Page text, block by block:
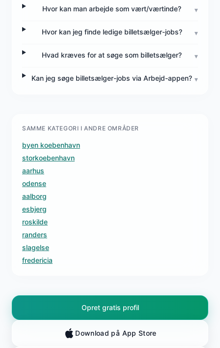
Hvor kan man arbejde som vært/værtinde? ▾
Hvor kan jeg finde ledige billetsælger-jobs? ▾
Hvad kræves for at søge som billetsælger? ▾
Kan jeg søge billetsælger-jobs via Arbejd-appen? ▾
SAMME KATEGORI I ANDRE OMRÅDER
byen koebenhavn
storkoebenhavn
aarhus
odense
aalborg
esbjerg
roskilde
randers
slagelse
fredericia
Opret gratis profil
Download på App Store